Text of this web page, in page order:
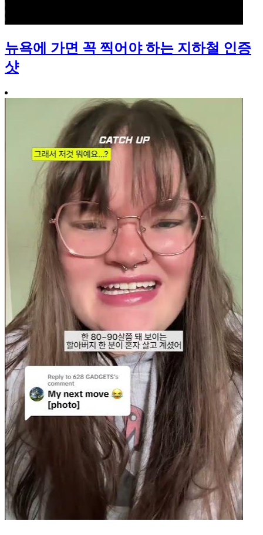
뉴욕에 가면 꼭 찍어야 하는 지하철 인증
샷